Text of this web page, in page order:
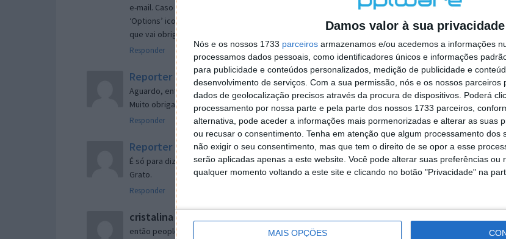
Damos valor à sua privacidade
Nós e os nossos 1733 parceiros armazenamos e/ou acedemos a informações
processamos dados pessoais, como identificadores únicos e informações
para publicidade e conteúdos personalizados, medição de publicidade e
desenvolvimento de serviços. Com a sua permissão, nós e os nossos parceiros
dados de geolocalização precisos através da procura de dispositivos. Poderá
processamento por nossa parte e pela parte dos nossos 1733 parceiros,
alternativa, pode aceder a informações mais pormenorizadas e alterar as suas
ou recusar o consentimento. Tenha em atenção que algum processamento dos
não exigir o seu consentimento, mas que tem o direito de se opor a esse
serão aplicadas apenas a este website. Você pode alterar suas preferências ou
qualquer momento voltando a este site e clicando no botão "Privacidade" na
MAIS OPÇÕES
e-mail. Caso não consigas chegar lá, vais ao teu Firefox e nas ferramentas ou tools escolhes ‘Opções’ ou
‘Options’ icon geral da então janela aberta e logo perto do fim encontras um local para colocares um
que vai obrigar o Firefox a verificar se este é o browser predefinido.
Responder
Reporter 7 de Novembro de 2005 às 12:57
Aguardo, então, o e-mail, Vitor.
Muito obrigado.
Responder
Reporter 7 de Novembro de 2005 às 19:51
É só para dizer que ainda não me chegou mail algum.
Grato.
Responder
cristalina
então people